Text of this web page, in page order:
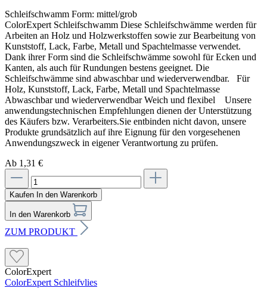
Schleifschwamm Form: mittel/grob
ColorExpert Schleifschwamm Diese Schleifschwämme werden für
Arbeiten an Holz und Holzwerkstoffen sowie zur Bearbeitung von
Kunststoff, Lack, Farbe, Metall und Spachtelmasse verwendet.
Dank ihrer Form sind die Schleifschwämme sowohl für Ecken und
Kanten, als auch für Rundungen bestens geeignet. Die
Schleifschwämme sind abwaschbar und wiederverwendbar. Für
Holz, Kunststoff, Lack, Farbe, Metall und Spachtelmasse
Abwaschbar und wiederverwendbar Weich und flexibel Unsere
anwendungstechnischen Empfehlungen dienen der Unterstützung
des Käufers bzw. Verarbeiters.Sie entbinden nicht davon, unsere
Produkte grundsätzlich auf ihre Eignung für den vorgesehenen
Anwendungszweck in eigener Verantwortung zu prüfen.
Ab 1,31 €
Kaufen In den Warenkorb
In den Warenkorb
ZUM PRODUKT
ColorExpert
ColorExpert Schleifvlies